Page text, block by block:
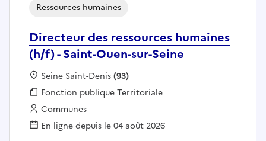
Directeur des ressources humaines
(h/f) - Saint-Ouen-sur-Seine
Ressources humaines
Localisation :
Seine Saint-Denis(93)
Fonction publique :
Fonction publique Territoriale
Employeur :
Communes
En ligne depuis le 04 août 2026